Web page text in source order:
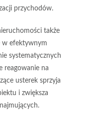
przychodów.
także
w efektywnym
systematycznych
reagowanie na
usterek sprzyja
i zwiększa